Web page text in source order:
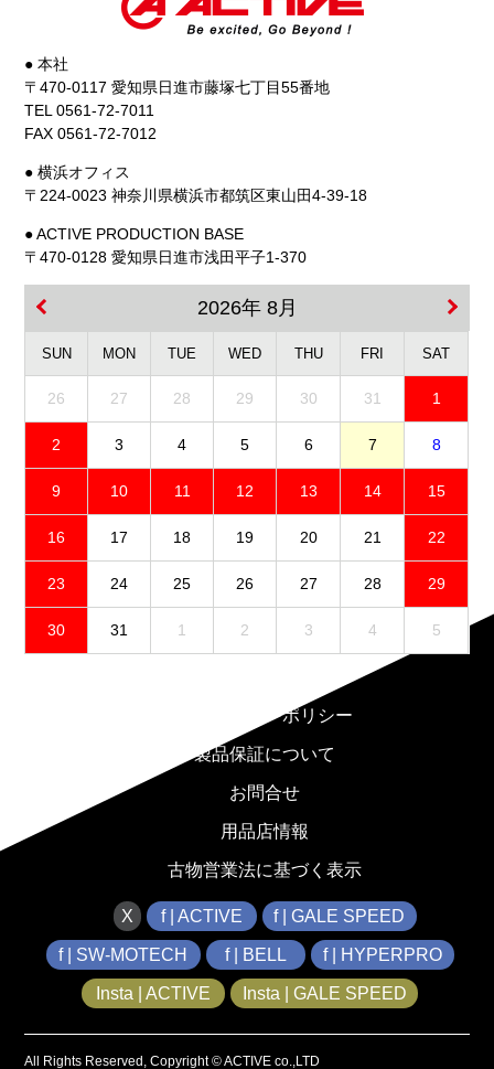
● 本社
〒470-0117 愛知県日進市藤塚七丁目55番地
TEL 0561-72-7011
FAX 0561-72-7012
● 横浜オフィス
〒224-0023 神奈川県横浜市都筑区東山田4-39-18
● ACTIVE PRODUCTION BASE
〒470-0128 愛知県日進市浅田平子1-370
2026年 8月
SUN MON TUE WED THU FRI SAT
26 27 28 29 30 31 1
2 3 4 5 6 7 8
9 10 11 12 13 14 15
16 17 18 19 20 21 22
23 24 25 26 27 28 29
30 31 1 2 3 4 5
プライバシーポリシー
製品保証について
お問合せ
用品店情報
古物営業法に基づく表示
X f | ACTIVE f | GALE SPEED
f | SW-MOTECH f | BELL f | HYPERPRO
Insta | ACTIVE Insta | GALE SPEED
All Rights Reserved, Copyright © ACTIVE co.,LTD